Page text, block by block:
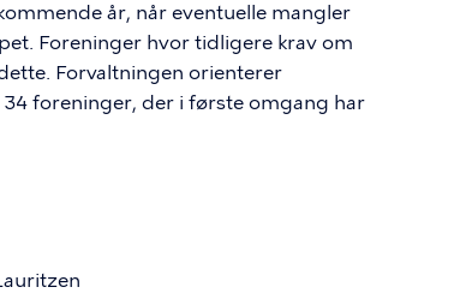
år, når eventuelle mangler
Foreninger hvor tidligere krav om
Forvaltningen orienterer
foreninger, der i første omgang har